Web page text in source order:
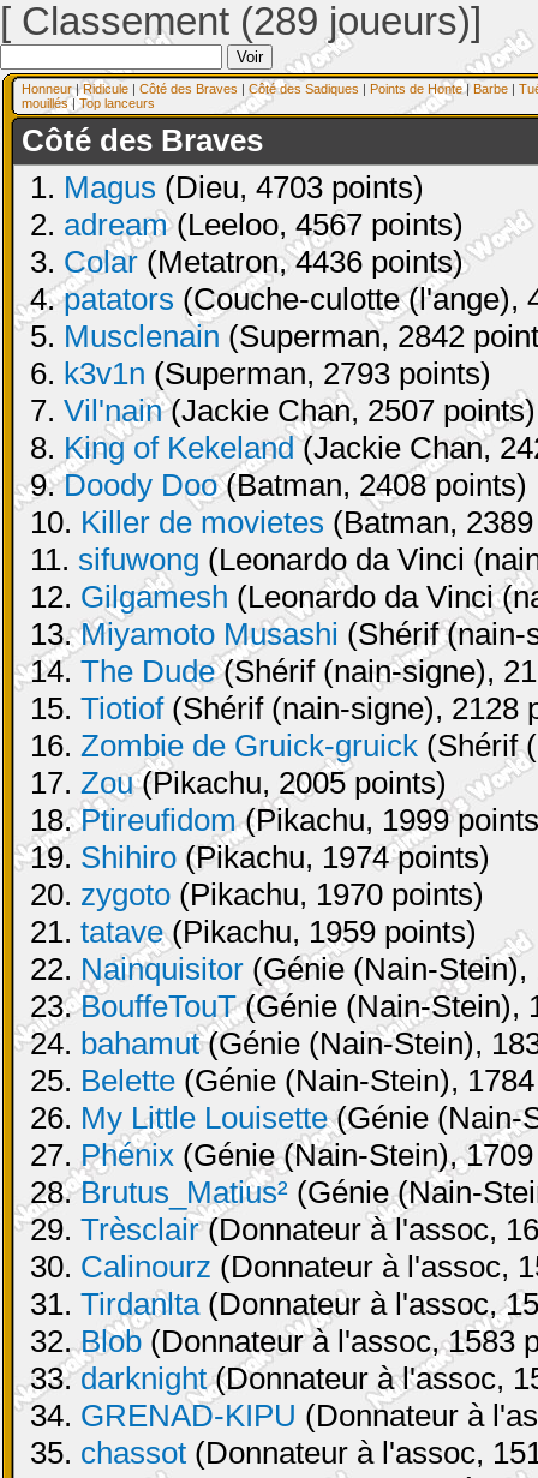
[ Classement (289 joueurs)]
Honneur|Ridicule | Côté des Braves | Côté des Sadiques | Points de Honte| Barbe |
mouillés| Top lanceurs
Côté des Braves
1. Magus (Dieu, 4703 points)
2. adream(Leeloo, 4567 points)
3. Colar (Metatron, 4436 points)
4.patators (Couche-culotte (l'ange),
5. Musclenain (Superman, 2842
6. k3v1n (Superman, 2793 points)
7. Vil'nain(Jackie Chan, 2507 points)
8. King of Kekeland(Jackie Chan,
9.Doody Doo(Batman, 2408 points)
10. Killer de movietes (Batman,
11. sifuwong (Leonardo da Vinci
12. Gilgamesh (Leonardo da Vinci
13.Miyamoto Musashi (Shérif (nain-
14. The Dude(Shérif (nain-signe),
15. Tiotiof(Shérif (nain-signe), 2128
16. Zombie de Gruick-gruick (Shérif
17. Zou(Pikachu, 2005 points)
18.Ptireufidom(Pikachu, 1999
19. Shihiro (Pikachu, 1974 points)
20. zygoto (Pikachu, 1970 points)
21. tatave(Pikachu, 1959 points)
22. Nainquisitor (Génie (Nain-Stein),
23.BouffeTouT(Génie (Nain-Stein),
24. bahamut(Génie (Nain-Stein),
25. Belette (Génie (Nain-Stein),
26. My Little Louisette(Génie (Nain-
27. Phénix (Génie (Nain-Stein),
28.Brutus_Matius² (Génie (Nain-
29. Trèsclair(Donnateur à l'assoc,
30. Calinourz (Donnateur à l'assoc,
31. Tirdanlta(Donnateur à l'assoc,
32.Blob (Donnateur à l'assoc, 1583
33.darknight(Donnateur à l'assoc,
34. GRENAD-KIPU (Donnateur à
35. chassot (Donnateur à l'assoc,